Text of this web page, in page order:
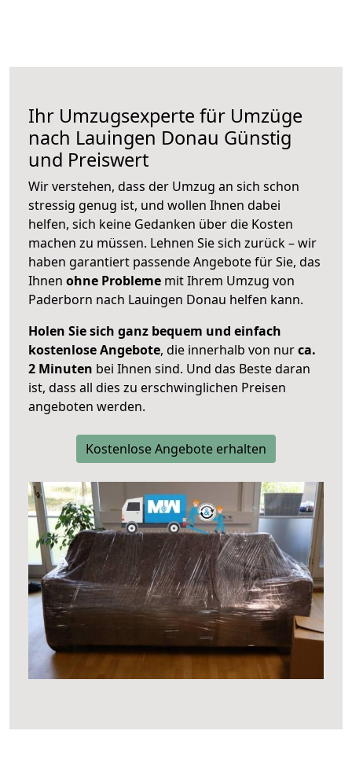
Ihr Umzugsexperte für Umzüge
nach Lauingen Donau Günstig
und Preiswert
Wir verstehen, dass der Umzug an sich schon
stressig genug ist, und wollen Ihnen dabei
helfen, sich keine Gedanken über die Kosten
machen zu müssen. Lehnen Sie sich zurück – wir
haben garantiert passende Angebote für Sie, das
Ihnen ohne Probleme mit Ihrem Umzug von
Paderborn nach Lauingen Donau helfen kann.
Holen Sie sich ganz bequem und einfach
kostenlose Angebote, die innerhalb von nurca.
2 Minuten bei Ihnen sind. Und das Beste daran
ist, dass all dies zu erschwinglichen Preisen
angeboten werden.
Kostenlose Angebote erhalten